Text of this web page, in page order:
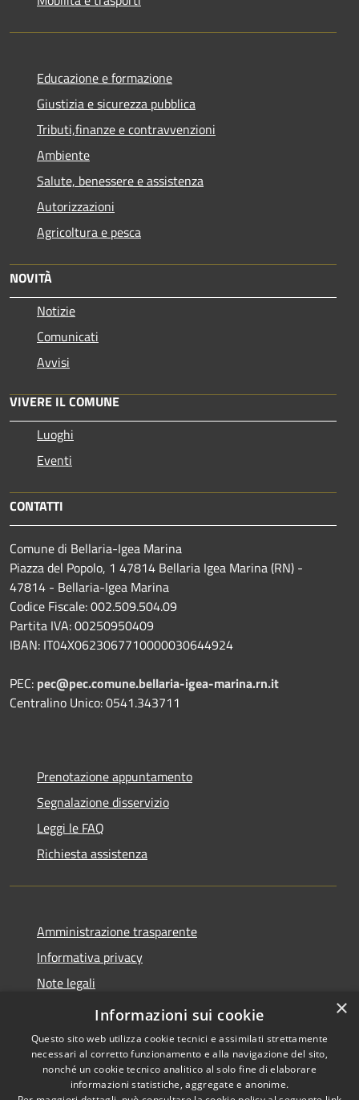
Educazione e formazione
Giustizia e sicurezza pubblica
Tributi,finanze e contravvenzioni
Ambiente
Salute, benessere e assistenza
Autorizzazioni
Agricoltura e pesca
NOVITÀ
Notizie
Comunicati
Avvisi
VIVERE IL COMUNE
Luoghi
Eventi
CONTATTI
Comune di Bellaria-Igea Marina
Piazza del Popolo, 1 47814 Bellaria Igea Marina (RN) -
47814 - Bellaria-Igea Marina
Codice Fiscale: 002.509.504.09
Partita IVA: 00250950409
IBAN: IT04X0623067710000030644924
PEC: pec@pec.comune.bellaria-igea-marina.rn.it
Centralino Unico: 0541.343711
Prenotazione appuntamento
Segnalazione disservizio
Leggi le FAQ
Richiesta assistenza
Amministrazione trasparente
Informativa privacy
Note legali
Dichiarazione di accessibilità
Copyright © 2026 • Comune di
×
Informazioni sui cookie
Questo sito web utilizza cookie tecnici e assimilati strettamente
necessari al corretto funzionamento e alla navigazione del sito,
nonché un cookie tecnico analitico al solo fine di elaborare
informazioni statistiche, aggregate e anonime.